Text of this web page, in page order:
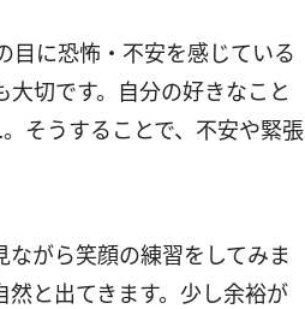
目に恐怖・不安を感じている
切です。自分の好きなこと
そうすることで、不安や緊張
がら笑顔の練習をしてみま
と出てきます。少し余裕が